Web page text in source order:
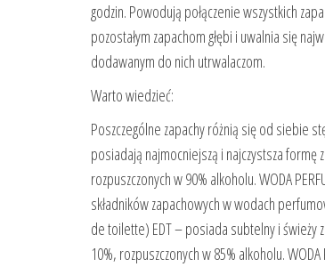
godzin. Powodują połączenie wszystkich
pozostałym zapachom głębi i uwalnia się
dodawanym do nich utrwalaczom.
Warto wiedzieć:
Poszczególne zapachy różnią się od siebie
posiadają najmocniejszą i najczystsza formę
rozpuszczonych w 90% alkoholu. WODA
składników zapachowych w wodach
de toilette) EDT – posiada subtelny i świeży
10%, rozpuszczonych w 85% alkoholu.